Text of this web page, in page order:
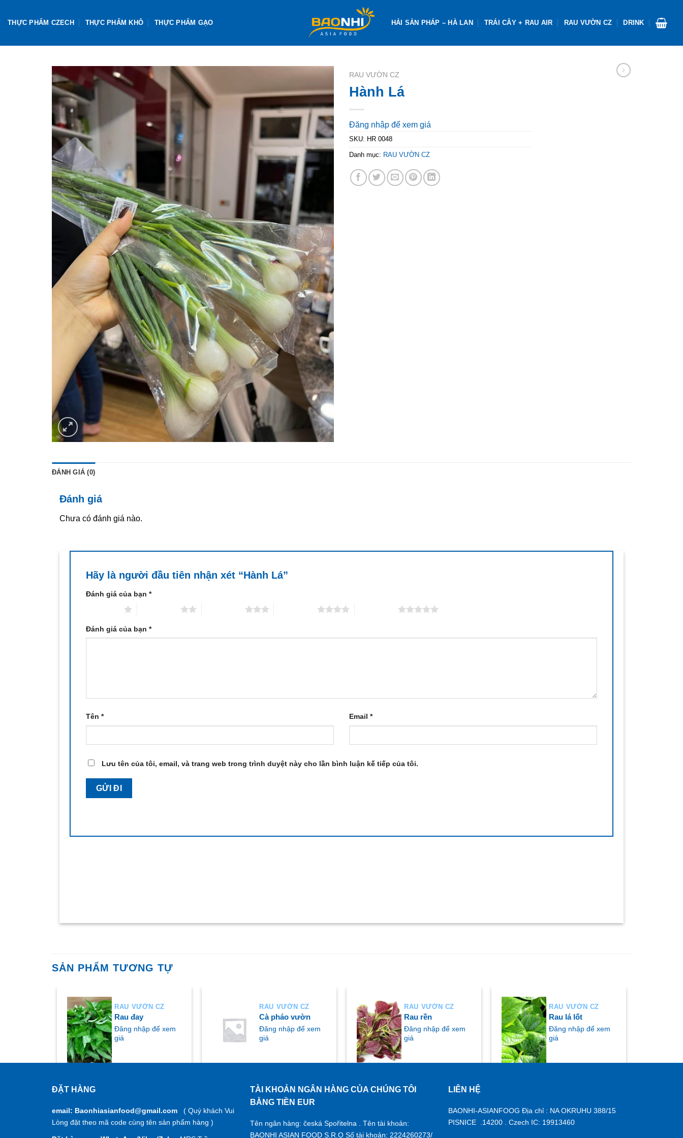
THỰC PHẨM CZECH THỰC PHẨM KHÔ THỰC PHẨM GẠO HẢI SẢN PHÁP – HÀ LAN TRÁI CÂY + RAU AIR RAU VƯỜN CZ DRINK
RAU VƯỜN CZ
Hành Lá
Đăng nhập để xem giá
SKU: HR 0048
Danh mục: RAU VƯỜN CZ
ĐÁNH GIÁ (0)
Đánh giá
Chưa có đánh giá nào.
Hãy là người đầu tiên nhận xét “Hành Lá”
Đánh giá của bạn *
Đánh giá của bạn *
Tên * Email *
Lưu tên của tôi, email, và trang web trong trình duyệt này cho lần bình luận kế tiếp của tôi.
SẢN PHẨM TƯƠNG TỰ
RAU VƯỜN CZ
Rau đay
Đăng nhập để xem
giá
RAU VƯỜN CZ
Cà pháo vườn
Đăng nhập để xem
giá
MUA NGAY
RAU VƯỜN CZ
Rau rền
Đăng nhập để xem
giá
RAU VƯỜN CZ
Rau lá lốt
Đăng nhập để xem
giá
ĐẶT HÀNG
email: Baonhiasianfood@gmail.com ( Quý khách Vui
Lòng đặt theo mã code cùng tên sản phẩm hàng )
TÀI KHOẢN NGÂN HÀNG CỦA CHÚNG TÔI
BẰNG TIỀN EUR
Tên ngân hàng: česká Spořitelna . Tên tài khoản:
BAONHI ASIAN FOOD S.R.O Số tài khoản: 2224260273/
LIÊN HỆ
BAONHI-ASIANFOOG Địa chỉ : NA OKRUHU 388/15
PISNICE .14200 . Czech IC: 19913460